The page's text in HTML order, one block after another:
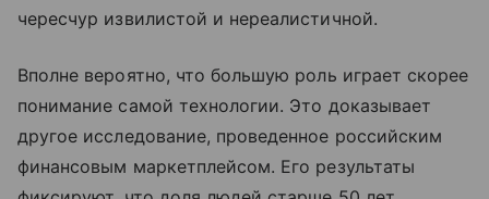
чересчур извилистой и нереалистичной.
Вполне вероятно, что большую роль играет скорее
понимание самой технологии. Это доказывает
другое исследование, проведенное российским
финансовым маркетплейсом. Его результаты